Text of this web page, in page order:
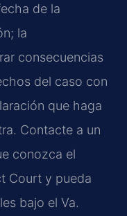
de la
la
consecuencias
del caso con
que haga
Contacte a un
conozca el
Court y pueda
bajo el Va.